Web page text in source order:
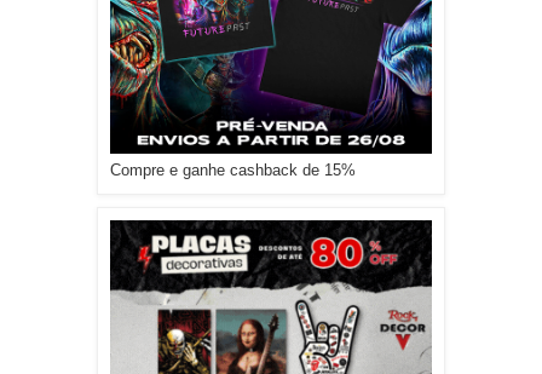
Compre e ganhe cashback de 15%